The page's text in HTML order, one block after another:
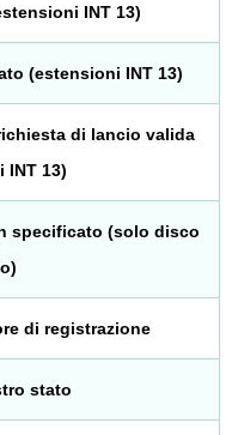
INT 13)
(estensioni INT 13)
di lancio valida
INT 13)
specificato (solo disco
di registrazione
stato